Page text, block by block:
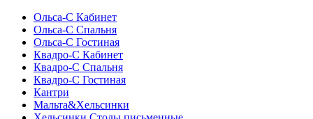
Ольса-С Кабинет
Ольса-С Спальня
Ольса-С Гостиная
Квадро-С Кабинет
Квадро-С Спальня
Квадро-С Гостиная
Кантри
Мальта&Хельсинки